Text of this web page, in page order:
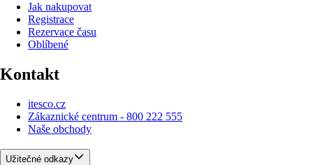
Jak nakupovat
Registrace
Rezervace času
Oblíbené
Kontakt
itesco.cz
Zákaznické centrum - 800 222 555
Naše obchody
Užitečné odkazy